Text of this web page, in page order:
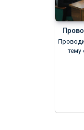
тему